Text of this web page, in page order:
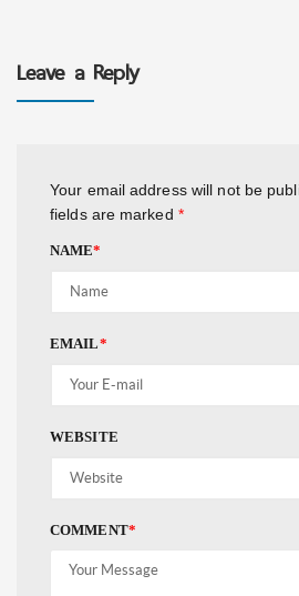
Leave a Reply
Your email address will not be
fields are marked *
NAME*
EMAIL*
WEBSITE
COMMENT*